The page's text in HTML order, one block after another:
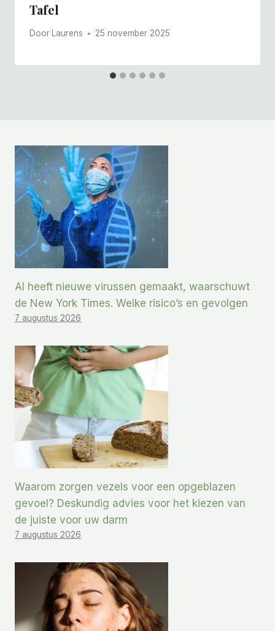
Tafel
Door Laurens 25 november 2025
AI heeft nieuwe virussen gemaakt, waarschuwt
de New York Times. Welke risico’s en gevolgen
7 augustus 2026
Waarom zorgen vezels voor een opgeblazen
gevoel? Deskundig advies voor het kiezen van
de juiste voor uw darm
7 augustus 2026